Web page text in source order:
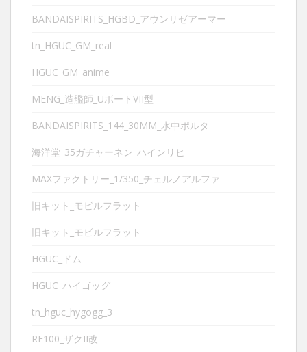
BANDAISPIRITS_HGBD_アウンリゼアーマー
tn_HGUC_GM_real
HGUC_GM_anime
MENG_造艦師_UボートVII型
BANDAISPIRITS_144_30MM_水中ポルタ
海洋堂_35ガチャーネン_ハインリヒ
MAXファクトリー_1/350_チェルノアルファ
旧キット_モビルフラット
旧キット_モビルフラット
HGUC_ドム
HGUC_ハイゴッグ
tn_hguc_hygogg_3
RE100_ザクII改